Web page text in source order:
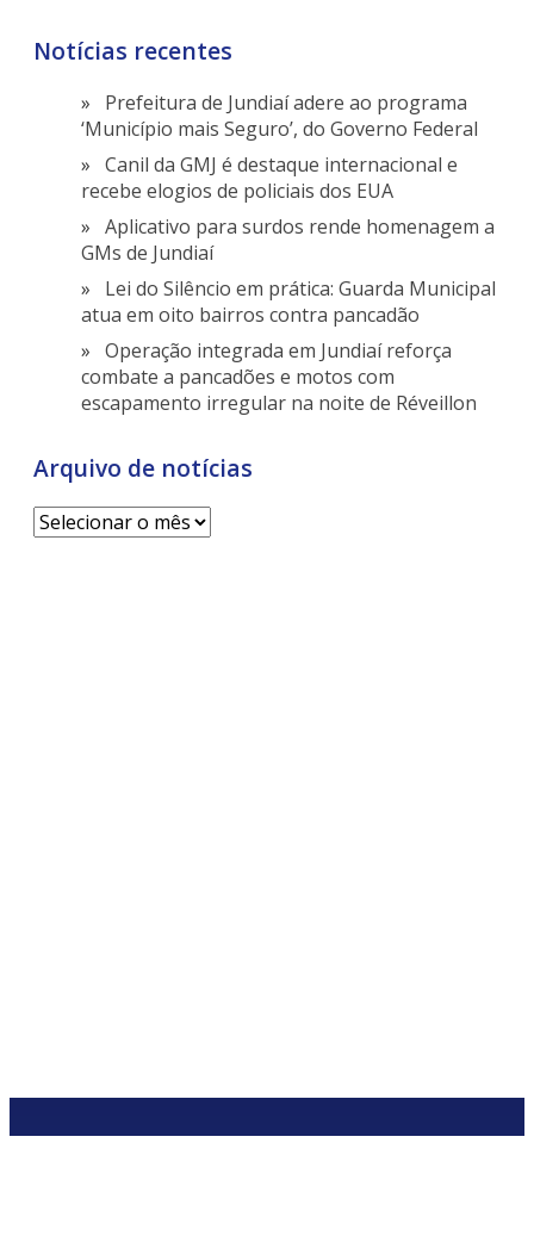
Notícias recentes
Prefeitura de Jundiaí adere ao programa
‘Município mais Seguro’, do Governo Federal
Canil da GMJ é destaque internacional e
recebe elogios de policiais dos EUA
Aplicativo para surdos rende homenagem a
GMs de Jundiaí
Lei do Silêncio em prática: Guarda Municipal
atua em oito bairros contra pancadão
Operação integrada em Jundiaí reforça
combate a pancadões e motos com
escapamento irregular na noite de Réveillon
Arquivo de notícias
Arquivo
de